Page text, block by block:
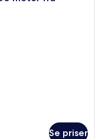
Se priser